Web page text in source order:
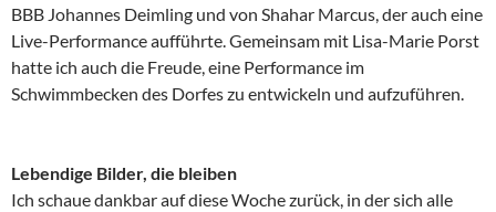
BBB Johannes Deimling und von Shahar Marcus, der auch eine
Live-Performance aufführte. Gemeinsam mit Lisa-Marie Porst
hatte ich auch die Freude, eine Performance im
Schwimmbecken des Dorfes zu entwickeln und aufzuführen.
Lebendige Bilder, die bleiben
Ich schaue dankbar auf diese Woche zurück, in der sich alle